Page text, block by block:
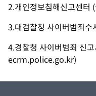
2.개인정보침해신고센터
3.대검찰청 사이버범죄
4.경찰청 사이버범죄 신
ecrm.police.go.kr)